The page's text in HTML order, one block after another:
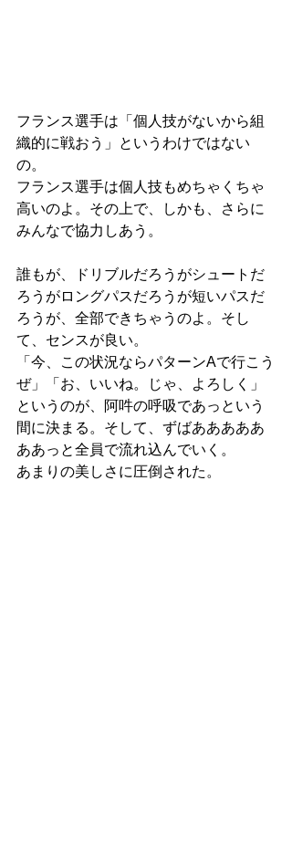
フランス選手は「個人技がないから組
織的に戦おう」というわけではない
の。
フランス選手は個人技もめちゃくちゃ
高いのよ。その上で、しかも、さらに
みんなで協力しあう。
誰もが、ドリブルだろうがシュートだ
ろうがロングパスだろうが短いパスだ
ろうが、全部できちゃうのよ。そし
て、センスが良い。
「今、この状況ならパターンAで行こう
ぜ」「お、いいね。じゃ、よろしく」
というのが、阿吽の呼吸であっという
間に決まる。そして、ずばあああああ
ああっと全員で流れ込んでいく。
あまりの美しさに圧倒された。